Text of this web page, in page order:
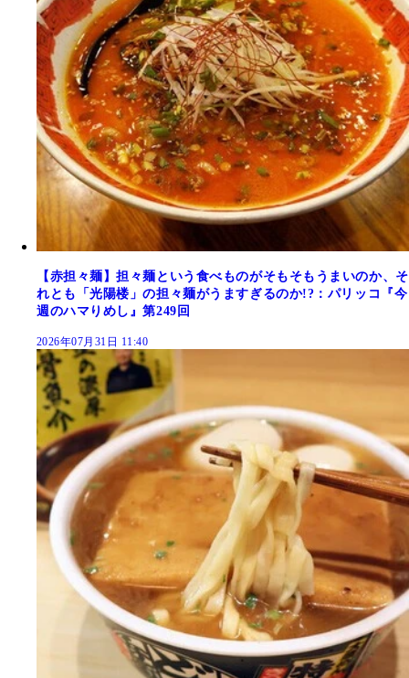
【赤担々麺】担々麺という食べものがそもそもうまいのか、そ
れとも「光陽楼」の担々麺がうますぎるのか!?：パリッコ『今
週のハマりめし』第249回
2026年07月31日 11:40